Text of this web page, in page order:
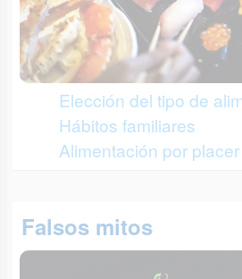
Elección del tipo de
Hábitos familiares
Alimentación por placer
Falsos mitos